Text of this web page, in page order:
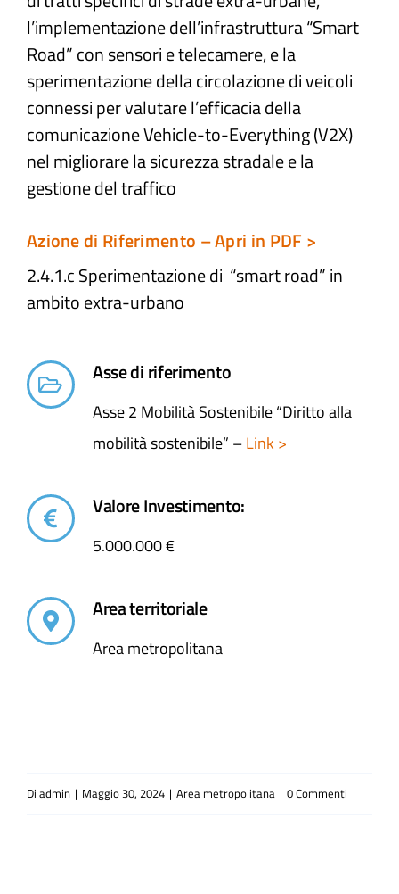
Progetti
l’implementazione dell’infrastruttura “Smart
Road” con sensori e telecamere, e la
sperimentazione della circolazione di veicoli
connessi per valutare l’efficacia della
comunicazione Vehicle-to-Everything (V2X)
nel migliorare la sicurezza stradale e la
gestione del traffico
Azione di Riferimento – Apri in PDF >
2.4.1.c Sperimentazione di “smart road” in
ambito extra-urbano​
Asse di riferimento
Asse 2 Mobilità Sostenibile “Diritto alla
mobilità sostenibile” –Link >
Valore Investimento:
5.000.000 €
Area territoriale
Area metropolitana
Di admin | Maggio 30, 2024 | Area metropolitana | 0 Commenti